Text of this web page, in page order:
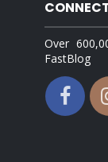
Over
FastBlog